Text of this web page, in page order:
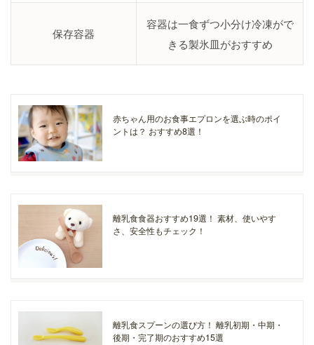
保存容器
容器は一食ずつ小分け冷凍がで
きる製氷皿がおすすめ
赤ちゃん用のお食事エプロンを選ぶ時のポイ
ントは？ おすすめ8選！
離乳食食器おすすめ19選！ 素材、使いやす
さ、安全性もチェック！
離乳食スプーンの選び方！ 離乳初期・中期・
後期・完了期のおすすめ15選